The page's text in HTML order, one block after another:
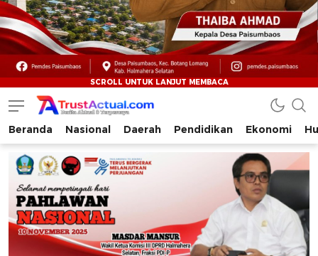
Trustactual.com
Aktual dan Terpercaya
Beranda Nasional Daerah Pendidikan Ekonomi